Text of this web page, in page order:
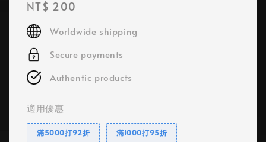
Regular
price
NT$ 200
Worldwide shipping
Secure payments
Authentic products
適用優惠
滿5000打92折 滿1000打95折